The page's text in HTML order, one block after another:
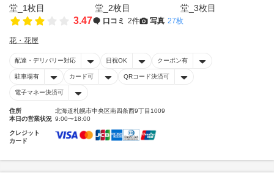
3.47 口コミ 2件 写真 27枚
花・花屋
配達・デリバリー対応 日祝OK クーポン有
駐車場有 カード可 QRコード決済可
電子マネー決済可
住所
北海道札幌市中央区南四条西9丁目1009
本日の営業状況 9:00〜18:00
クレジット
カード